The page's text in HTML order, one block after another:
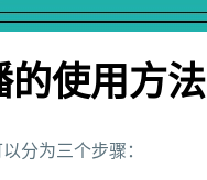
的使用方法
分为三个步骤：